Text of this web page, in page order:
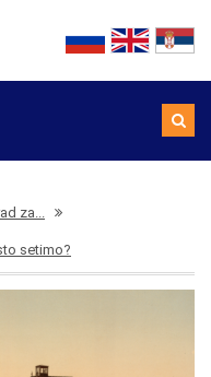
za...
setimo?